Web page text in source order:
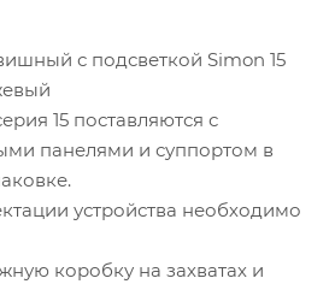
с подсветкой Simon 15
15 поставляются с
панелями и суппортом в
устройства необходимо
коробку на захватах и